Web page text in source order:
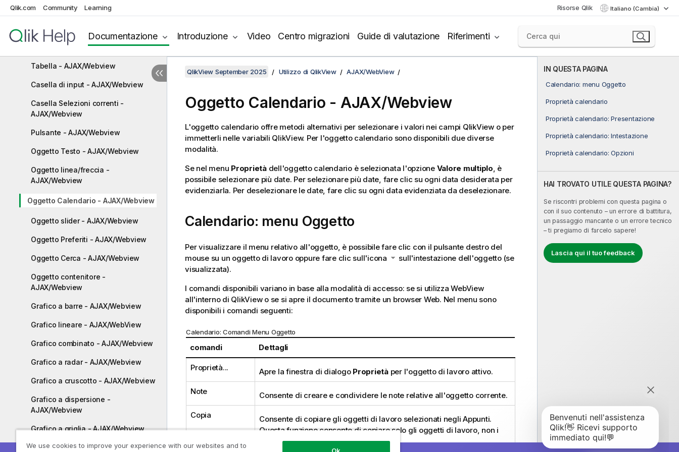
Qlik.com Community Learning Risorse Qlik Italiano (Cambia)
Documentazione Introduzione Video Centro migrazioni Guide di valutazione Riferimenti
Casella Statisticastatistica -
AJAX/Webview
Casella multipla - AJAX/Webview
Tabella - AJAX/Webview
Casella di input - AJAX/Webview
Casella Selezioni correnti -
AJAX/Webview
Pulsante - AJAX/Webview
Oggetto Testo - AJAX/Webview
Oggetto linea/freccia -
AJAX/Webview
Oggetto Calendario - AJAX/Webview
Oggetto slider - AJAX/Webview
Oggetto Preferiti - AJAX/Webview
Oggetto Cerca - AJAX/Webview
Oggetto contenitore -
AJAX/Webview
Grafico a barre - AJAX/Webview
Grafico lineare - AJAX/WebView
Grafico combinato - AJAX/Webview
Grafico a radar - AJAX/Webview
Grafico a cruscotto - AJAX/Webview
Grafico a dispersione -
AJAX/Webview
Grafico a griglia - AJAX/Webview
Grafico a torta - AJAX/Webview
IN QUESTA PAGINA
Calendario: menu Oggetto
Proprietà calendario
Proprietà calendario: Presentazione
Proprietà calendario: Intestazione
Proprietà calendario: Opzioni
HAI TROVATO UTILE QUESTA PAGINA?
Se riscontri problemi con questa pagina o
con il suo contenuto – un errore di battitura,
un passaggio mancante o un errore tecnico
– ti pregiamo di farcelo sapere!
Lascia qui il tuo feedback
QlikView September 2025 Utilizzo di QlikView AJAX/WebView
Oggetto Calendario - AJAX/Webview
L'oggetto calendario offre metodi alternativi per selezionare i valori nei campi QlikView o per
immetterli nelle variabili QlikView. Per l'oggetto calendario sono disponibili due diverse
modalità.
Se nel menu Proprietàdell'oggetto calendario è selezionata l'opzione Valore multiplo, è
possibile selezionare più date. Per selezionare più date, fare clic su ogni data desiderata per
evidenziarla. Per deselezionare le date, fare clic su ogni data evidenziata da deselezionare.
Calendario: menu Oggetto
Per visualizzare il menu relativo all'oggetto, è possibile fare clic con il pulsante destro del
mouse su un oggetto di lavoro oppure fare clic sull'icona
sull'intestazione dell'oggetto (se
visualizzata).
I comandi disponibili variano in base alla modalità di accesso: se si utilizza WebView
all'interno di QlikView o se si apre il documento tramite un browser Web. Nel menu sono
disponibili i comandi seguenti:
Calendario: Comandi Menu Oggetto
comandi Dettagli
Proprietà... Apre la finestra di dialogo Proprietàper l'oggetto di lavoro attivo.
Note Consente di creare e condividere le note relative all'oggetto corrente.
Copia
Consente di copiare gli oggetti di lavoro selezionati negli Appunti.
Questa funzione consente di copiare solo gli oggetti di lavoro, non i
dati o le immagini.
We use cookies to improve your experience with our websites and to